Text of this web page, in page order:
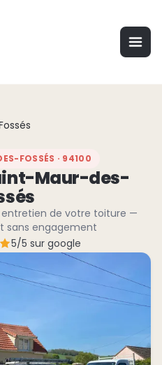
FOSSÉS · 94100
Maur-des-
de votre toiture —
sans engagement
5/5 sur google